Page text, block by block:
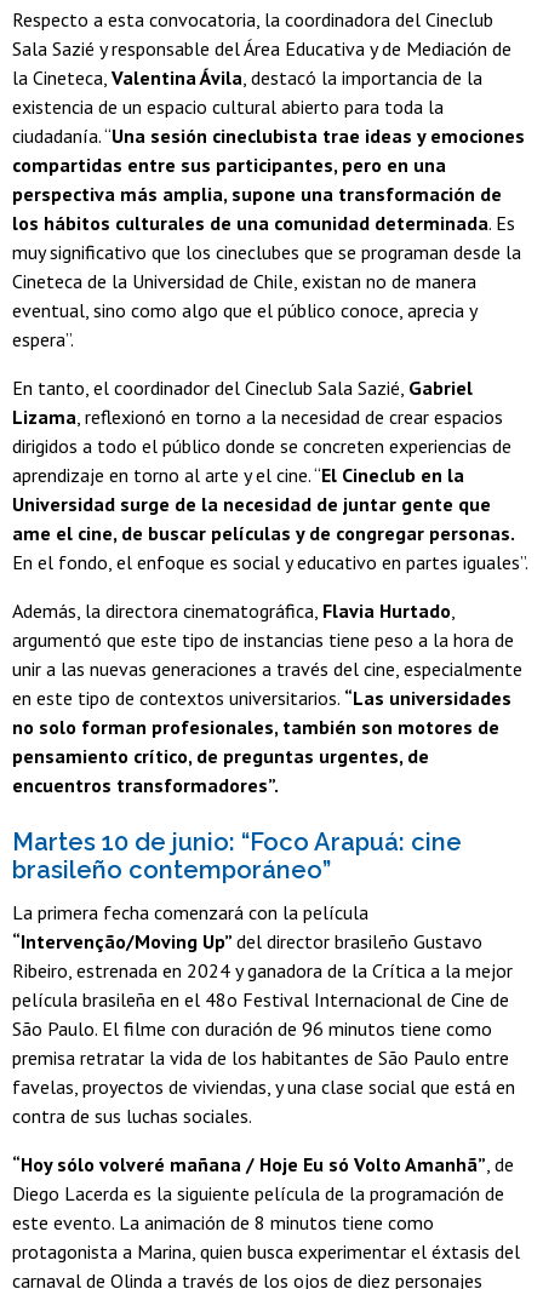
Respecto a esta convocatoria, la coordinadora del Cineclub
Sala Sazié y responsable del Área Educativa y de Mediación de
la Cineteca, Valentina Ávila , destacó la importancia de la
existencia de un espacio cultural abierto para toda la
ciudadanía. “Una sesión cineclubista trae ideas y emociones
compartidas entre sus participantes, pero en una
perspectiva más amplia, supone una transformación de
los hábitos culturales de una comunidad determinada. Es
muy significativo que los cineclubes que se programan desde la
Cineteca de la Universidad de Chile, existan no de manera
eventual, sino como algo que el público conoce, aprecia y
espera”.
En tanto, el coordinador del Cineclub Sala Sazié, Gabriel
Lizama , reflexionó en torno a la necesidad de crear espacios
dirigidos a todo el público donde se concreten experiencias de
aprendizaje en torno al arte y el cine. “El Cineclub en la
Universidad surge de la necesidad de juntar gente que
ame el cine, de buscar películas y de congregar personas.
En el fondo, el enfoque es social y educativo en partes iguales”.
Además, la directora cinematográfica, Flavia Hurtado
argumentó que este tipo de instancias tiene peso a la hora de
unir a las nuevas generaciones a través del cine, especialmente
en este tipo de contextos universitarios. “Las universidades
no solo forman profesionales, también son motores de
pensamiento crítico, de preguntas urgentes, de
encuentros transformadores”.
Martes 10 de junio: “Foco Arapuá: cine
brasileño contemporáneo”
La primera fecha comenzará con la película
“Intervenção/Moving Up” del director brasileño Gustavo
Ribeiro, estrenada en 2024 y ganadora de la Crítica a la mejor
película brasileña en el 48o Festival Internacional de Cine de
São Paulo. El filme con duración de 96 minutos tiene como
premisa retratar la vida de los habitantes de São Paulo entre
favelas, proyectos de viviendas, y una clase social que está en
contra de sus luchas sociales.
“Hoy sólo volveré mañana / Hoje Eu só Volto Amanhã” , de
Diego Lacerda es la siguiente película de la programación de
este evento. La animación de 8 minutos tiene como
protagonista a Marina, quien busca experimentar el éxtasis del
carnaval de Olinda a través de los ojos de diez personajes